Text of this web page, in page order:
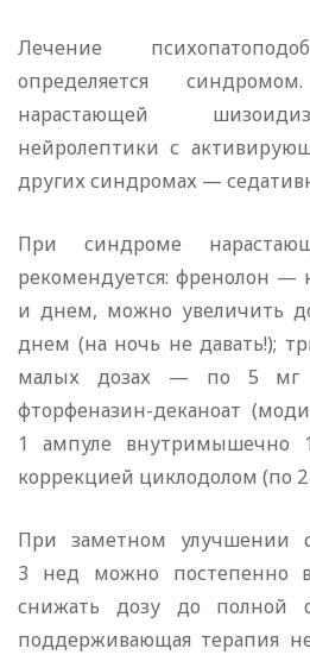
Лечение
определяется
нарастающей
нейролептики с
других синдромах —
При синдроме
рекомендуется: френолон —
и днем, можно увеличить
днем (на ночь не давать!);
малых дозах — по 5 мг
фторфеназин-деканоат
1 ампуле
коррекцией циклодолом (по
При заметном улучшении
3 нед можно постепенно
снижать дозу до полной
поддерживающая терапия